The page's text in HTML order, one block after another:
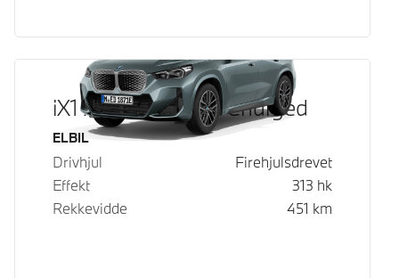
iX1 xDrive30 Fully Charged
Drivstoff
ELBIL
Drivhjul
Firehjulsdrevet
Effekt
313 hk
Rekkevidde
451 km